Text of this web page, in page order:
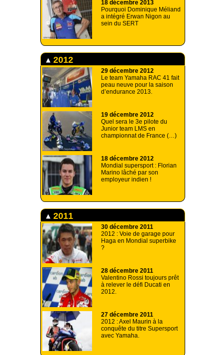
18 décembre 2013
Pourquoi Dominique Méliand
a intégré Erwan Nigon au
sein du SERT
2012
29 décembre 2012
Le team Yamaha RAC 41 fait
peau neuve pour la saison
d’endurance 2013.
19 décembre 2012
Quel sera le 3e pilote du
Junior team LMS en
championnat de France (…)
18 décembre 2012
Mondial supersport : Florian
Marino lâché par son
employeur indien !
2011
30 décembre 2011
2012 : Voie de garage pour
Haga en Mondial superbike
?
28 décembre 2011
Valentino Rossi toujours prêt
à relever le défi Ducati en
2012.
27 décembre 2011
2012 : Axel Maurin à la
conquête du titre Supersport
avec Yamaha.